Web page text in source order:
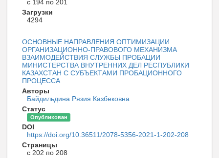
с 194 по 201
Загрузки
4294
ОСНОВНЫЕ НАПРАВЛЕНИЯ ОПТИМИЗАЦИИ
ОРГАНИЗАЦИОННО-ПРАВОВОГО МЕХАНИЗМА
ВЗАИМОДЕЙСТВИЯ СЛУЖБЫ ПРОБАЦИИ
МИНИСТЕРСТВА ВНУТРЕННИХ ДЕЛ РЕСПУБЛИКИ
КАЗАХСТАН С СУБЪЕКТАМИ ПРОБАЦИОННОГО
ПРОЦЕССА
Авторы
Байдильдина Рязия Казбековна
Статус
Опубликован
DOI
https://doi.org/10.36511/2078-5356-2021-1-202-208
Страницы
с 202 по 208